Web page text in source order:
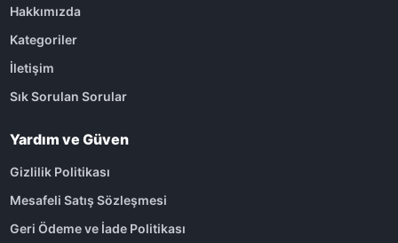
Hakkımızda
Kategoriler
İletişim
Sık Sorulan Sorular
Yardım ve Güven
Gizlilik Politikası
Mesafeli Satış Sözleşmesi
Geri Ödeme ve İade Politikası